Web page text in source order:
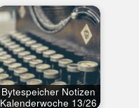
Bytespeicher Notizen
Kalenderwoche 13/26